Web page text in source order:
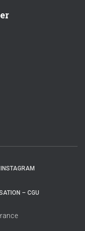
INSTAGRAM
– CGU